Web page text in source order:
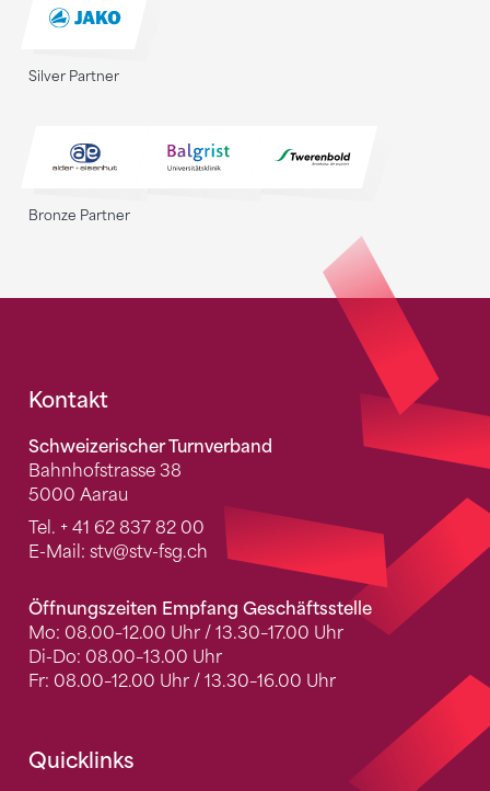
Silver Partner
Bronze Partner
Fusszeile
Kontakt
Schweizerischer Turnverband
Bahnhofstrasse 38
5000 Aarau
Tel. + 41 62 837 82 00
E-Mail: stv@stv-fsg.ch
Öffnungszeiten Empfang Geschäftsstelle
Mo: 08.00–12.00 Uhr / 13.30–17.00 Uhr
Di-Do: 08.00–13.00 Uhr
Fr: 08.00–12.00 Uhr / 13.30–16.00 Uhr
Quicklinks